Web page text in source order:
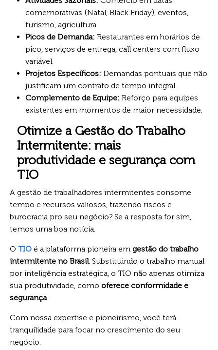
comemorativas (Natal, Black Friday), eventos,
turismo, agricultura.
Picos de Demanda: Restaurantes em horários de
pico, serviços de entrega, call centers com fluxo
variável.
Projetos Específicos: Demandas pontuais que não
justificam um contrato de tempo integral.
Complemento de Equipe: Reforço para equipes
existentes em momentos de maior necessidade.
Otimize a Gestão do Trabalho
Intermitente: mais
produtividade e segurança com
TIO
A gestão de trabalhadores intermitentes consome
tempo e recursos valiosos, trazendo riscos e
burocracia pro seu negócio? Se a resposta for sim,
temos uma boa notícia.
O TIO é a plataforma pioneira em gestão do trabalho
intermitente no Brasil. Substituindo o trabalho manual
por inteligência estratégica, o TIO não apenas otimiza
sua produtividade, como oferece conformidade e
segurança.
Com nossa expertise e pioneirismo, você terá
tranquilidade para focar no crescimento do seu
negócio.